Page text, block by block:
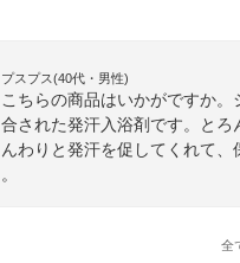
プスプス(40代・男性)
こちらの商品はいかがですか
合された発汗入浴剤です。と
んわりと発汗を促してくれて
。
全